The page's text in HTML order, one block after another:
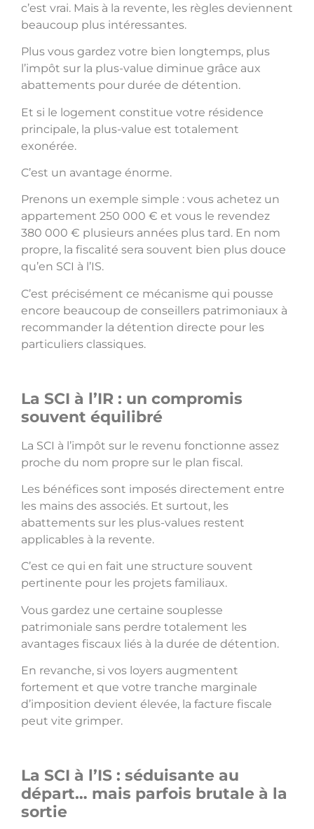
c’est vrai. Mais à la revente, les règles deviennent
beaucoup plus intéressantes.
Plus vous gardez votre bien longtemps, plus
l’impôt sur la plus-value diminue grâce aux
abattements pour durée de détention.
Et si le logement constitue votre résidence
principale, la plus-value est totalement
exonérée.
C’est un avantage énorme.
Prenons un exemple simple : vous achetez un
appartement 250 000 € et vous le revendez
380 000 € plusieurs années plus tard. En nom
propre, la fiscalité sera souvent bien plus douce
qu’en SCI à l’IS.
C’est précisément ce mécanisme qui pousse
encore beaucoup de conseillers patrimoniaux à
recommander la détention directe pour les
particuliers classiques.
La SCI à l’IR : un compromis
souvent équilibré
La SCI à l’impôt sur le revenu fonctionne assez
proche du nom propre sur le plan fiscal.
Les bénéfices sont imposés directement entre
les mains des associés. Et surtout, les
abattements sur les plus-values restent
applicables à la revente.
C’est ce qui en fait une structure souvent
pertinente pour les projets familiaux.
Vous gardez une certaine souplesse
patrimoniale sans perdre totalement les
avantages fiscaux liés à la durée de détention.
En revanche, si vos loyers augmentent
fortement et que votre tranche marginale
d’imposition devient élevée, la facture fiscale
peut vite grimper.
La SCI à l’IS : séduisante au
départ… mais parfois brutale à la
sortie